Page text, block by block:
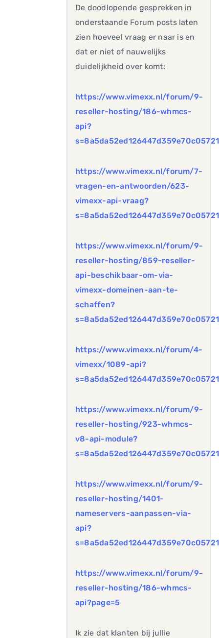
De doodlopende gesprekken in
onderstaande Forum posts laten
zien hoeveel vraag er naar is en
dat er niet of nauwelijks
duidelijkheid over komt:
https://www.vimexx.nl/forum/9-
reseller-hosting/186-whmcs-
api?
https://www.vimexx.nl/forum/7-
vragen-en-antwoorden/623-
vimexx-api-vraag?
https://www.vimexx.nl/forum/9-
reseller-hosting/859-reseller-
api-beschikbaar-om-via-
vimexx-domeinen-aan-te-
schaffen?
https://www.vimexx.nl/forum/4-
vimexx/1089-api?
https://www.vimexx.nl/forum/9-
reseller-hosting/923-whmcs-
v8-api-module?
https://www.vimexx.nl/forum/9-
reseller-hosting/1401-
nameservers-aanpassen-via-
api?
https://www.vimexx.nl/forum/9-
reseller-hosting/186-whmcs-
api?page=5
Ik zie dat klanten bij jullie